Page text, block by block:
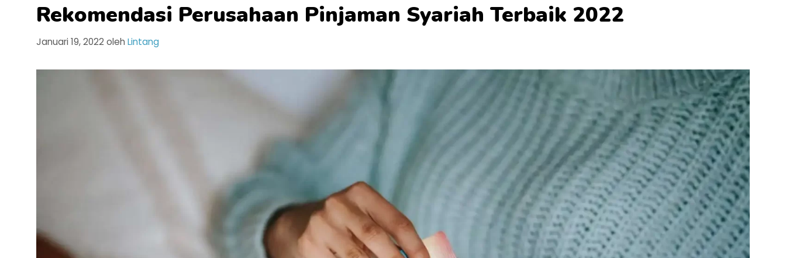
Rekomendasi Perusahaan Pinjaman Syariah Terbaik 2022
Januari 19, 2022 oleh Lintang